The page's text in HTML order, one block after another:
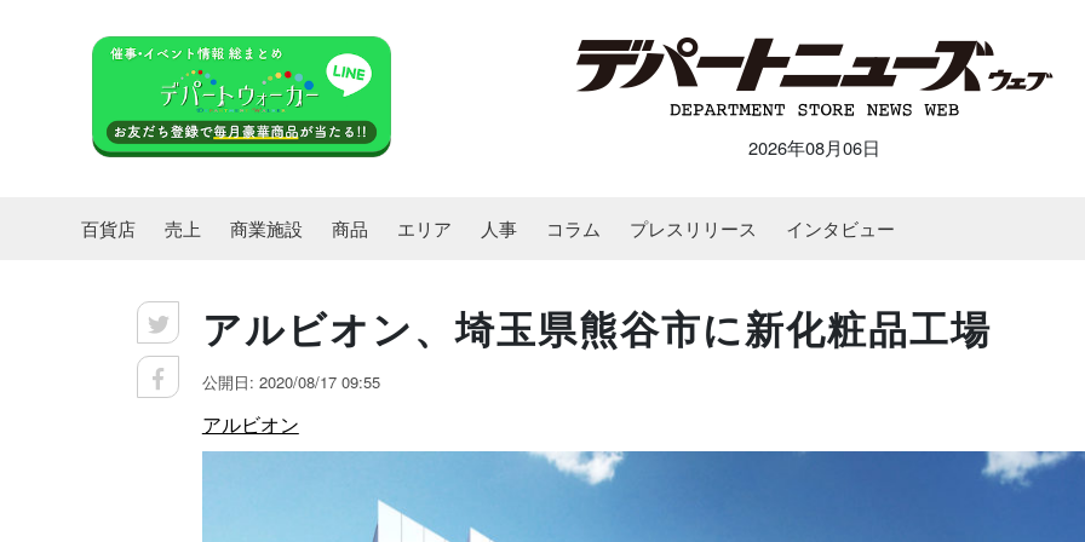
2026年08月06日
百貨店 売上 商業施設 商品 エリア 人事 コラム プレスリリース インタビュー
アルビオン、埼玉県熊谷市に新化粧品工場
公開日: 2020/08/17 09:55
アルビオン